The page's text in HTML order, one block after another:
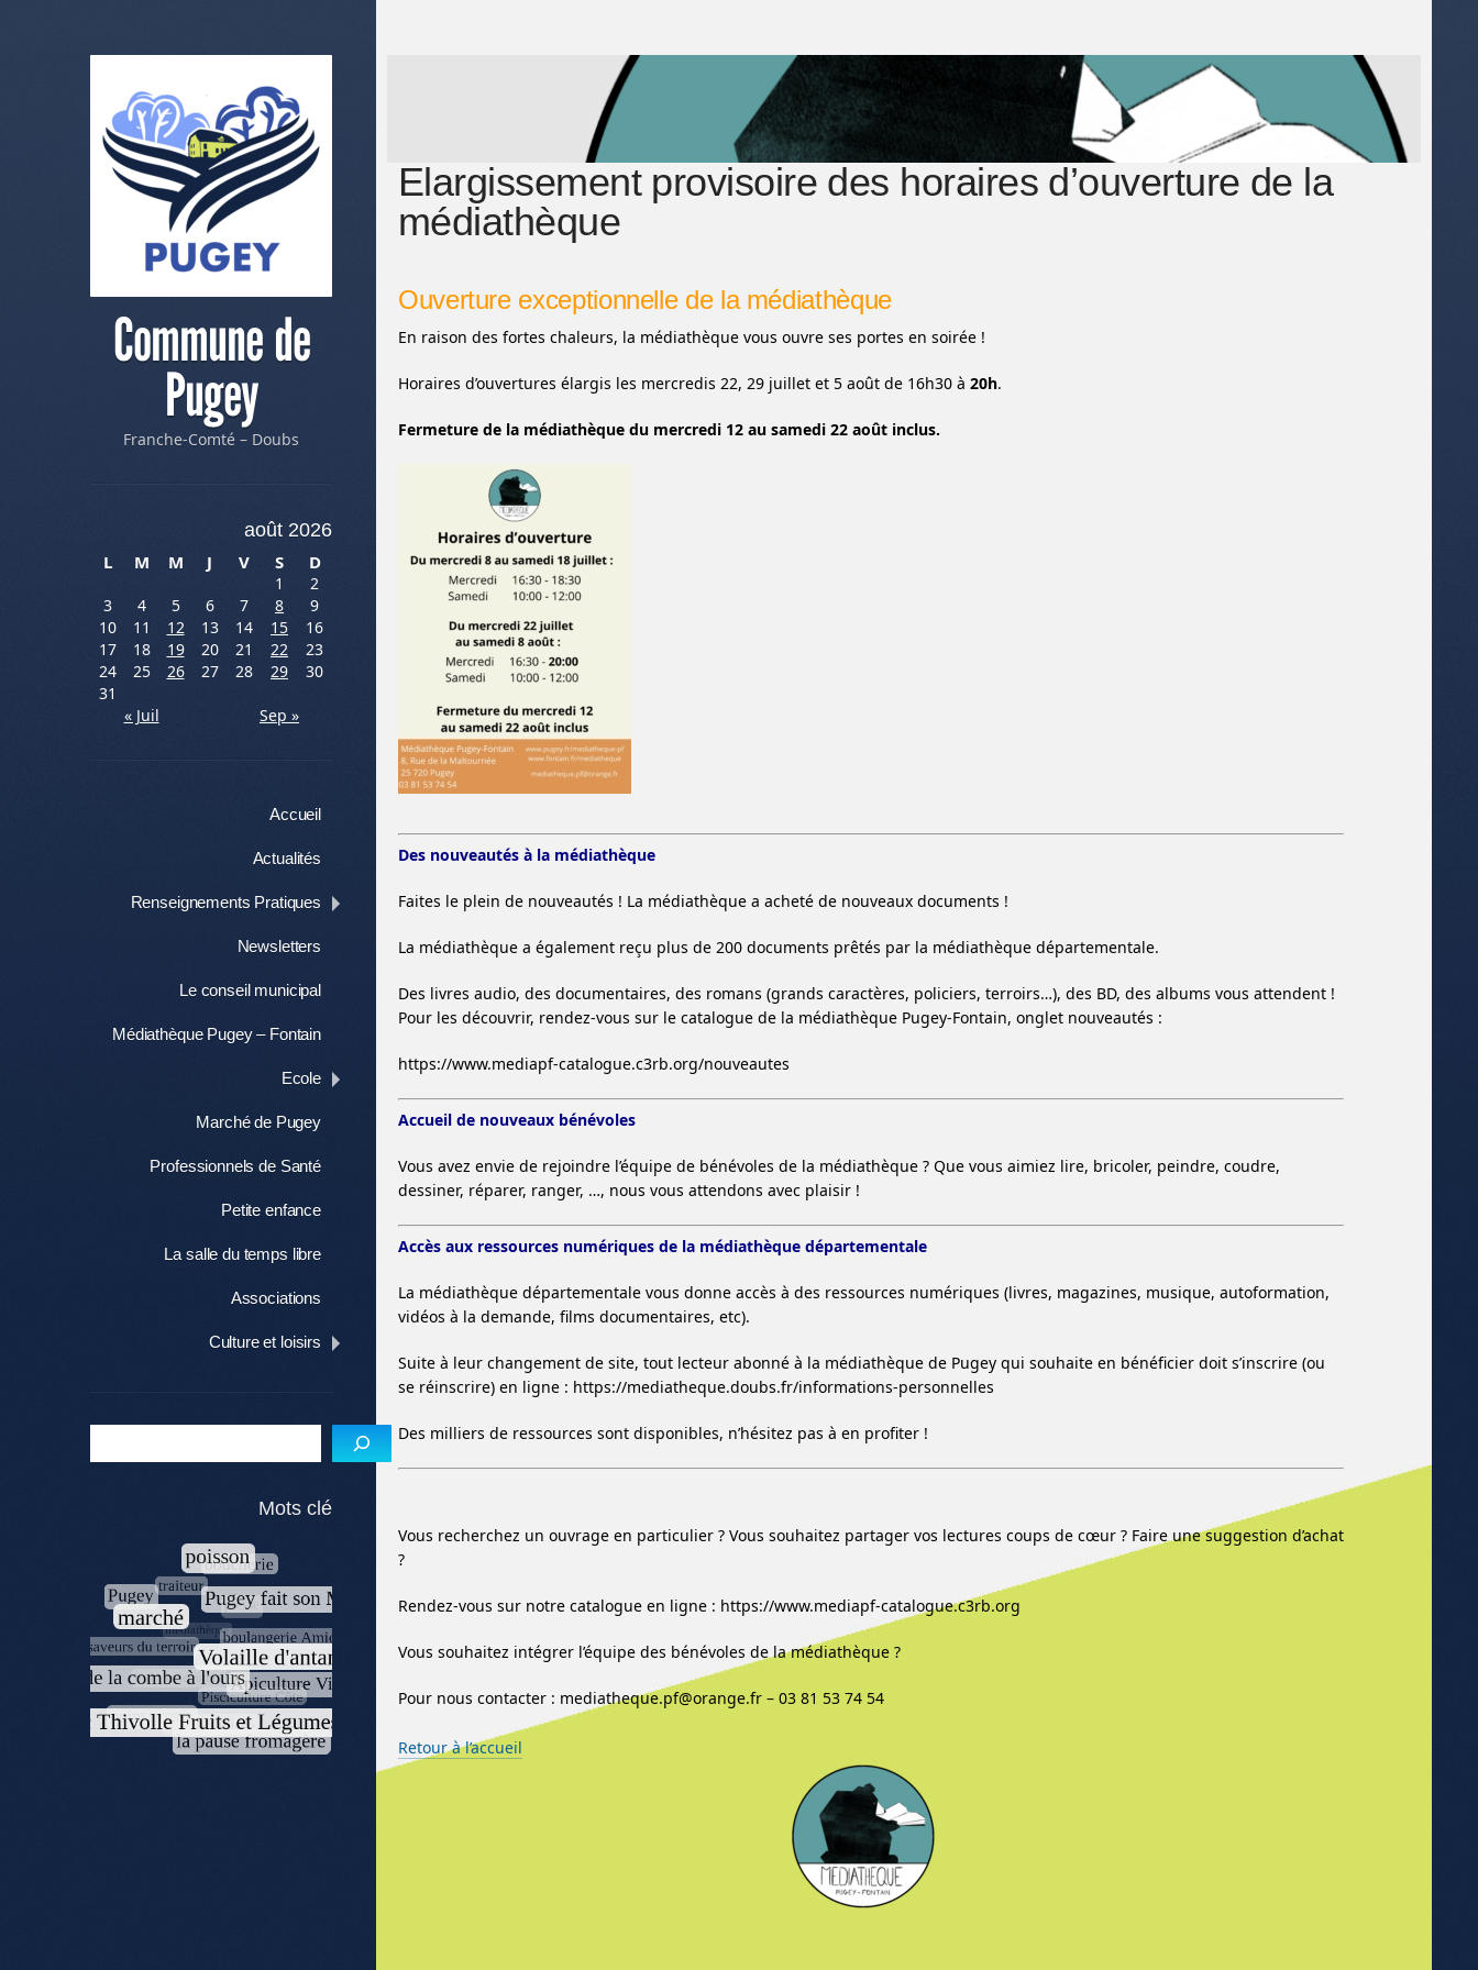
Commune de
Pugey
Franche-Comté – Doubs
août 2026
L
M M J V S D
1
2
3
4 5 6 7 8
9
10
11 12 13 14 15
16
17
18 19 20 21 22
23
24
25 26 27 28 29
30
31
« Juil
Sep »
Accueil
Actualités
Renseignements Pratiques
Newsletters
Le conseil municipal
Médiathèque Pugey – Fontain
Ecole
Marché de Pugey
Professionnels de Santé
Petite enfance
La salle du temps libre
Associations
Culture et loisirs
Elargissement provisoire des horaires d’ouverture de la
médiathèque
Ouverture exceptionnelle de la médiathèque
En raison des fortes chaleurs, la médiathèque vous ouvre ses portes en soirée !
Horaires d’ouvertures élargis les mercredis 22, 29 juillet et 5 août de 16h30 à 20h.
Fermeture de la médiathèque du mercredi 12 au samedi 22 août inclus.
Des nouveautés à la médiathèque
Faites le plein de nouveautés ! La médiathèque a acheté de nouveaux documents !
La médiathèque a également reçu plus de 200 documents prêtés par la médiathèque départementale.
Des livres audio, des documentaires, des romans (grands caractères, policiers, terroirs…), des BD, des albums vous attendent !
Pour les découvrir, rendez-vous sur le catalogue de la médiathèque Pugey-Fontain, onglet nouveautés :
https://www.mediapf-catalogue.c3rb.org/nouveautes
Accueil de nouveaux bénévoles
Vous avez envie de rejoindre l’équipe de bénévoles de la médiathèque ? Que vous aimiez lire, bricoler, peindre, coudre,
dessiner, réparer, ranger, …, nous vous attendons avec plaisir !
Accès aux ressources numériques de la médiathèque départementale
La médiathèque départementale vous donne accès à des ressources numériques (livres, magazines, musique, autoformation,
vidéos à la demande, films documentaires, etc).
Suite à leur changement de site, tout lecteur abonné à la médiathèque de Pugey qui souhaite en bénéficier doit s’inscrire (ou
se réinscrire) en ligne : https://mediatheque.doubs.fr/informations-personnelles
Des milliers de ressources sont disponibles, n’hésitez pas à en profiter !
Vous recherchez un ouvrage en particulier ? Vous souhaitez partager vos lectures coups de cœur ? Faire une suggestion d’achat
?
Rendez-vous sur notre catalogue en ligne : https://www.mediapf-catalogue.c3rb.org
Vous souhaitez intégrer l’équipe des bénévoles de la médiathèque ?
Pour nous contacter : mediatheque.pf@orange.fr – 03 81 53 74 54
Retour à l’accueil
Mots clé